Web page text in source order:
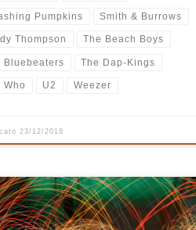
Pumpkins Smith & Burrows
Thompson The Beach Boys
Bluebeaters The Dap-Kings
Who U2 Weezer
23/12/2018
che inizia con The Power Of Love non